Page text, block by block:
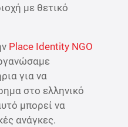
με θετικό
Place Identity NGO
για να
στο ελληνικό
μπορεί να
ανάγκες.